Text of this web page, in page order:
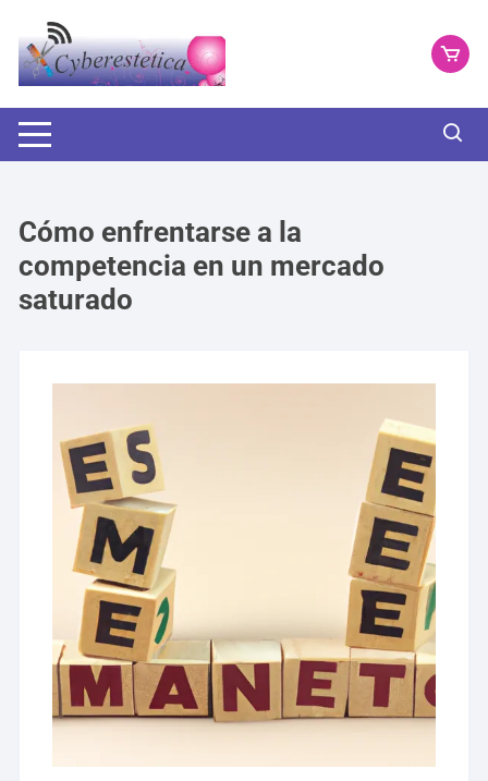
contenido
Cómo enfrentarse a la
competencia en un mercado
saturado